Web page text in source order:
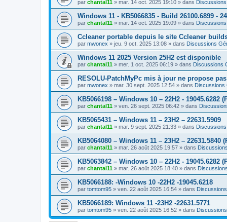
par chantal11 » mar. 14 oct. 2025 19:10 » dans
Windows 11 - KB5066835 - Build 26100.6899 -
par chantal11 » mar. 14 oct. 2025 19:09 » dans
Ccleaner portable depuis le site Ccleaner
par mwonex » jeu. 9 oct. 2025 13:08 » dans Discussions
Windows 11 2025 Version 25H2 est disponible
par chantal11 » mer. 1 oct. 2025 06:19 » dans Discussions
RESOLU-PatchMyPc mis à jour ne propose
par mwonex » mar. 30 sept. 2025 12:54 » dans Discussions
KB5066198 – Windows 10 – 22H2 - 19045.6282
par chantal11 » ven. 26 sept. 2025 06:42 » dans
KB5065431 – Windows 11 – 23H2 – 22631.5909
par chantal11 » mar. 9 sept. 2025 21:33 » dans
KB5064080 – Windows 11 – 23H2 – 22631.5840
par chantal11 » mar. 26 août 2025 19:57 » dans
KB5063842 – Windows 10 – 22H2 - 19045.6282
par chantal11 » mar. 26 août 2025 18:40 » dans
KB5066188: -Windows 10 -22H2 -19045.6218
par tomtom95 » ven. 22 août 2025 16:54 » dans
KB5066189: Windows 11 -23H2 -22631.5771
par tomtom95 » ven. 22 août 2025 16:52 » dans